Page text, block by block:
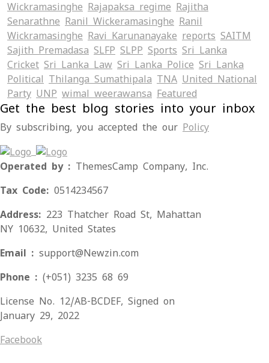
Wickramasinghe Rajapaksa regime Rajitha
Senarathne Ranil Wickeramasinghe Ranil
Wickramasinghe Ravi Karunanayake reports SAITM
Sajith Premadasa SLFP SLPP Sports Sri Lanka
Cricket Sri Lanka Law Sri Lanka Police Sri Lanka
Political Thilanga Sumathipala TNA United National
Party UNP wimal weerawansa ‍Featured
Get the best blog stories into your inbox
By subscribing, you accepted the our Policy
Operated by : ThemesCamp Company, Inc.
Tax Code: 0514234567
Address: 223 Thatcher Road St, Mahattan
NY 10632, United States
Email : support@Newzin.com
Phone : (+051) 3235 68 69
License No. 12/AB-BCDEF, Signed on
January 29, 2022
Facebook